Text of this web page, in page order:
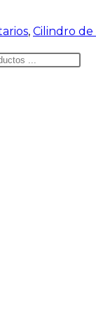
, Cilindro